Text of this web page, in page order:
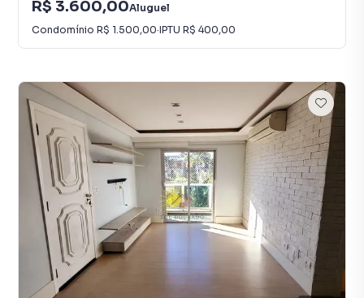
R$ 3.600,00Aluguel
Condomínio R$ 1.500,00·IPTU R$ 400,00